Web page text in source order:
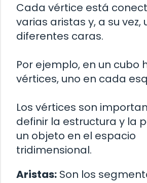
Cada vértice está
varias aristas y, a su vez,
diferentes caras.
Por ejemplo, en un cubo
vértices, uno en cada
Los vértices son
definir la estructura y la
un objeto en el espacio
tridimensional.
Aristas: Son los